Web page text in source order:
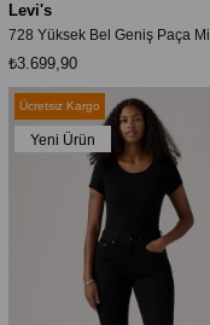
Levi's
₺3.699,90
Ücretsiz Kargo
Yeni Ürün